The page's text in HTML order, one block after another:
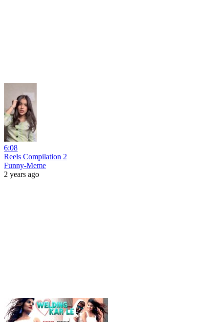
6:08
Reels Compilation 2
Funny-Meme
2 years ago